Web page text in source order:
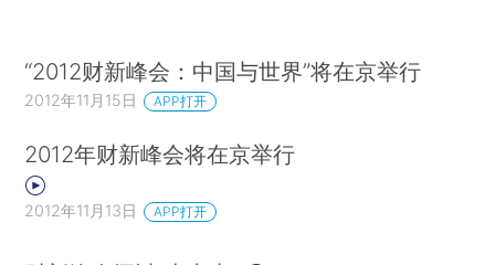
“2012财新峰会：中国与世界”将在京举行
2012年11月15日 APP打开
2012年财新峰会将在京举行
2012年11月13日 APP打开